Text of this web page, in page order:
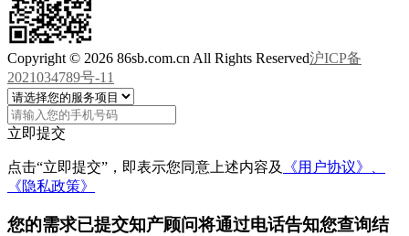
Copyright © 2026 86sb.com.cn All Rights Reserved沪ICP备
2021034789号-11
立即提交
点击“立即提交”，即表示您同意上述内容及
《用户协议》、
《隐私政策》
您的需求已提交知产顾问将通过电话告知您查询结